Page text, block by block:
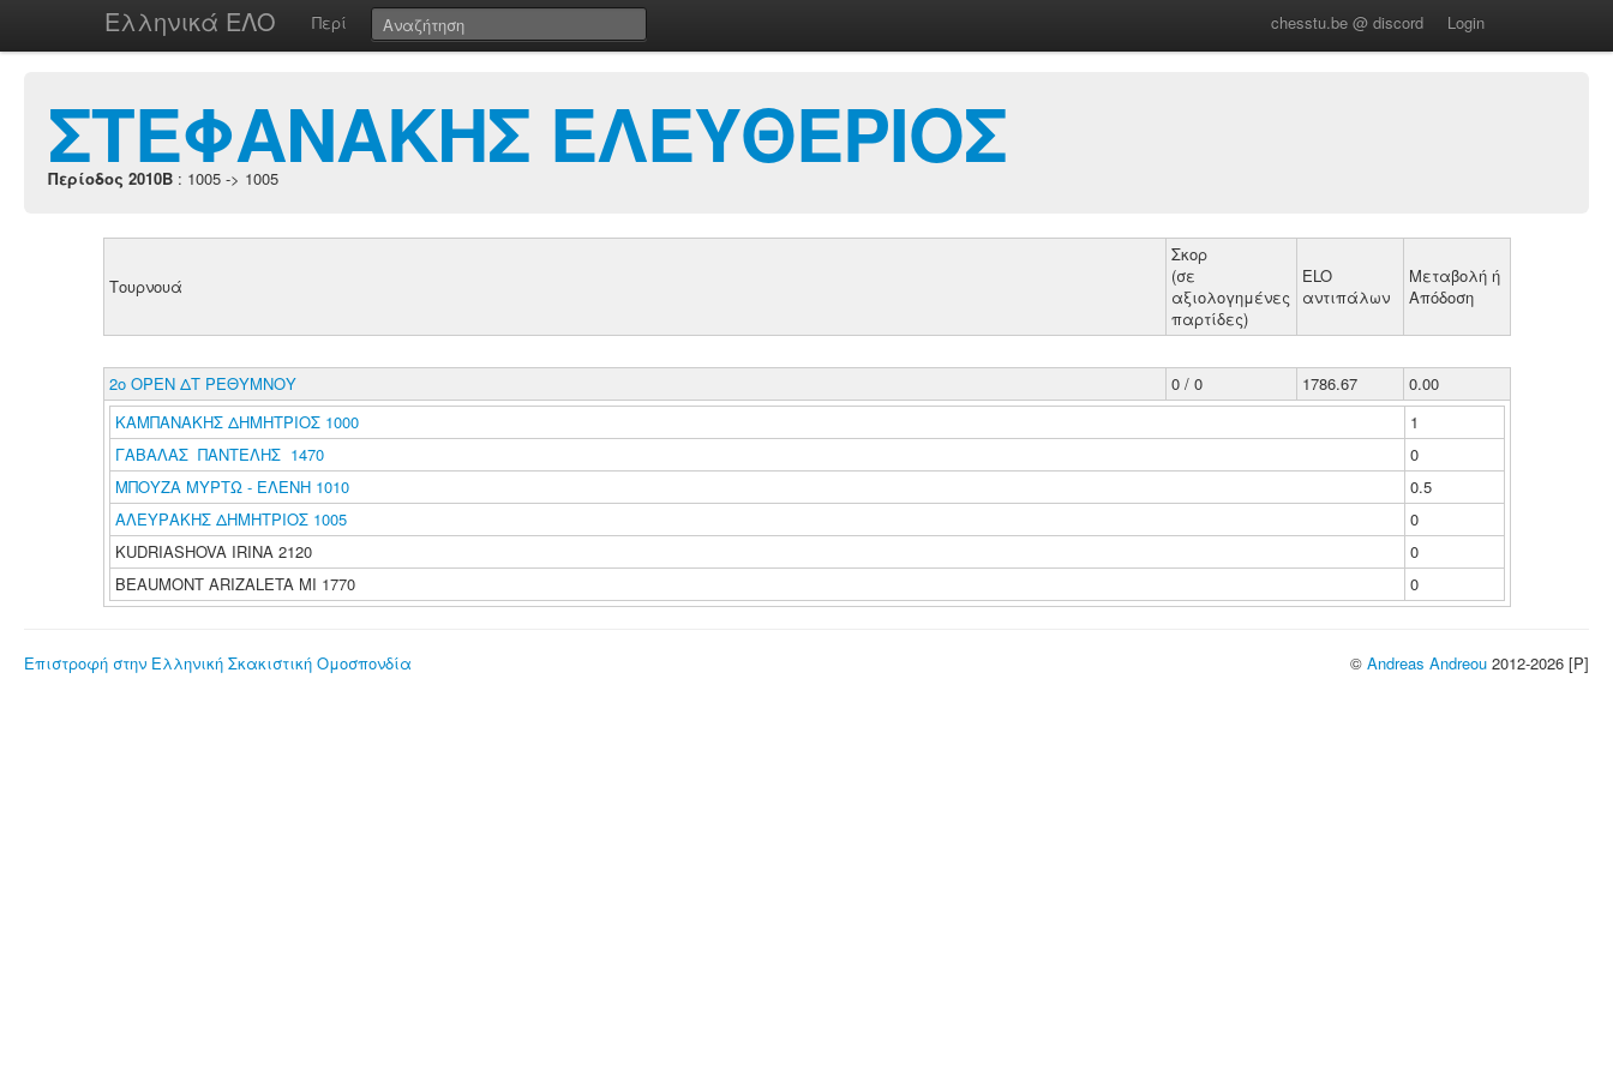
Ελληνικά ΕΛΟ Περί chesstu.be @ discord Login
ΣΤΕΦΑΝΑΚΗΣ ΕΛΕΥΘΕΡΙΟΣ
Περίοδος 2010B : 1005 -> 1005
Τουρνουά
Σκορ
(σε
αξιολογημένες
παρτίδες)
ELO
αντιπάλων
Μεταβολή ή
Απόδοση
2ο ΟΡΕΝ ΔΤ ΡΕΘΥΜΝΟΥ 0 / 0 1786.67
0.00
ΚΑΜΠΑΝΑΚΗΣ ΔΗΜΗΤΡΙΟΣ 1000
1
ΓΑΒΑΛΑΣ ΠΑΝΤΕΛΗΣ 1470
0
ΜΠΟΥΖΑ ΜΥΡΤΩ - ΕΛΕΝΗ 1010
0.5
ΑΛΕΥΡΑΚΗΣ ΔΗΜΗΤΡΙΟΣ 1005
0
KUDRIASHOVA IRINA 2120
0
BEAUMONT ARIZALETA MI 1770
0
Επιστροφή στην Ελληνική Σκακιστική Ομοσπονδία © Andreas Andreou 2012-2026 [P]